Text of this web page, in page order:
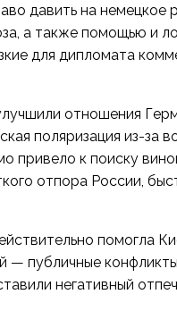
давить на
а также помощью и
для дипломата
отношения
поляризация из-
привело к поиску
отпора России,
помогла
— публичные
негативный